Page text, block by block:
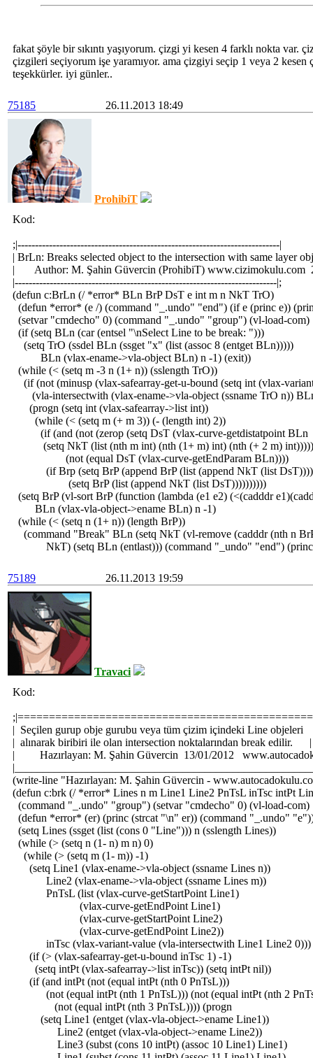
fakat şöyle bir sıkıntı yaşıyorum. çizgi yi kesen 4 farklı nokta var.
çizgileri seçiyorum işe yaramıyor. ama çizgiyi seçip 1 veya 2 kesen
teşekkürler. iyi günler..
75185 26.11.2013 18:49
ProhibiT
Kod:
;|---------------------------------------------------------------------------|
| BrLn: Breaks selected object to the intersection with same layer
| Author: M. Şahin Güvercin (ProhibiT) www.cizimokulu.com
|---------------------------------------------------------------------------|;
(defun c:BrLn (/ *error* BLn BrP DsT e int m n NkT TrO)
(defun *error* (e /) (command "_.undo" "end") (if e (princ e))
(setvar "cmdecho" 0) (command "_.undo" "group") (vl-load-com)
(if (setq BLn (car (entsel "\nSelect Line to be break: ")))
(setq TrO (ssdel BLn (ssget "x" (list (assoc 8 (entget BLn)))))
BLn (vlax-ename->vla-object BLn) n -1) (exit))
(while (< (setq m -3 n (1+ n)) (sslength TrO))
(if (not (minusp (vlax-safearray-get-u-bound (setq int (vlax-
(vla-intersectwith (vlax-ename->vla-object (ssname TrO n))
(progn (setq int (vlax-safearray->list int))
(while (< (setq m (+ m 3)) (- (length int) 2))
(if (and (not (zerop (setq DsT (vlax-curve-getdistatpoint BLn
(setq NkT (list (nth m int) (nth (1+ m) int) (nth (+ 2 m)
(not (equal DsT (vlax-curve-getEndParam BLn))))
(if Brp (setq BrP (append BrP (list (append NkT (list
(setq BrP (list (append NkT (list DsT))))))))))
(setq BrP (vl-sort BrP (function (lambda (e1 e2) (<(cadddr
BLn (vlax-vla-object->ename BLn) n -1)
(while (< (setq n (1+ n)) (length BrP))
(command "Break" BLn (setq NkT (vl-remove (cadddr (nth n
NkT) (setq BLn (entlast))) (command "_undo" "end")
75189 26.11.2013 19:59
Travaci
Kod:
| Seçilen gurup obje gurubu veya tüm çizim içindeki Line
| alınarak biribiri ile olan intersection noktalarından break edilir. |
| Hazırlayan: M. Şahin Güvercin 13/01/2012
(write-line "Hazırlayan: M. Şahin Güvercin -
(defun c:brk (/ *error* Lines n m Line1 Line2 PnTsL inTsc intPt
(command "_.undo" "group") (setvar "cmdecho" 0) (vl-load-com)
(defun *error* (er) (princ (strcat "\n" er)) (command "_.undo"
(setq Lines (ssget (list (cons 0 "Line"))) n (sslength Lines))
(while (> (setq n (1- n) m n) 0)
(while (> (setq m (1- m)) -1)
(setq Line1 (vlax-ename->vla-object (ssname Lines n))
Line2 (vlax-ename->vla-object (ssname Lines m))
PnTsL (list (vlax-curve-getStartPoint Line1)
(vlax-curve-getEndPoint Line1)
(vlax-curve-getStartPoint Line2)
(vlax-curve-getEndPoint Line2))
inTsc (vlax-variant-value (vla-intersectwith Line1 Line2 0)))
(if (> (vlax-safearray-get-u-bound inTsc 1) -1)
(setq intPt (vlax-safearray->list inTsc)) (setq intPt nil))
(if (and intPt (not (equal intPt (nth 0 PnTsL)))
(not (equal intPt (nth 1 PnTsL))) (not (equal intPt (nth 2
(not (equal intPt (nth 3 PnTsL)))) (progn
(setq Line1 (entget (vlax-vla-object->ename Line1))
Line2 (entget (vlax-vla-object->ename Line2))
Line3 (subst (cons 10 intPt) (assoc 10 Line1) Line1)